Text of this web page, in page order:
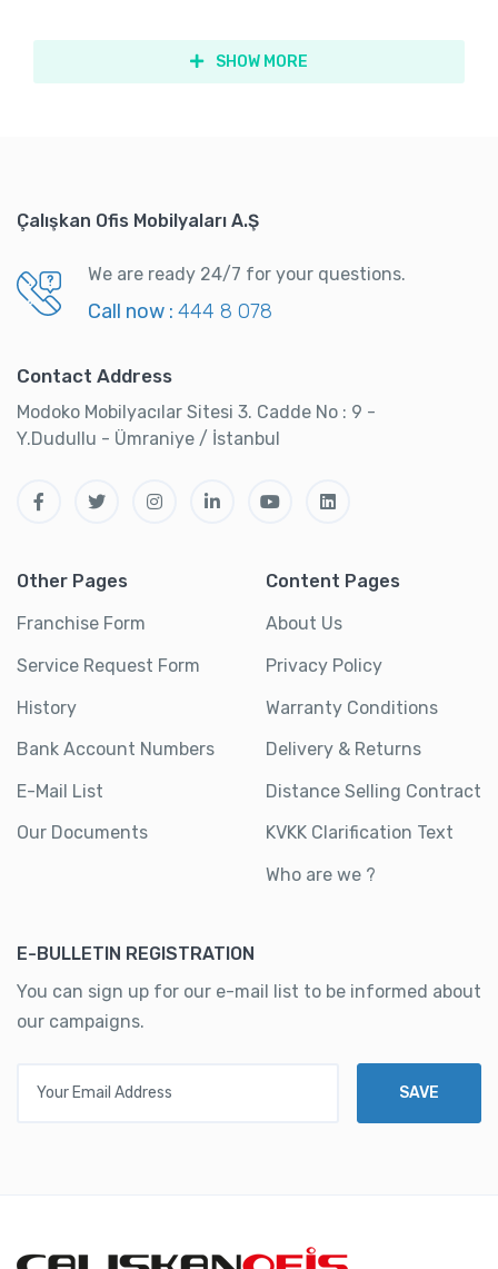
SHOW MORE
Çalışkan Ofis Mobilyaları A.Ş
We are ready 24/7 for your questions.
Call now : 444 8 078
Contact Address
Modoko Mobilyacılar Sitesi 3. Cadde No : 9 -
Y.Dudullu - Ümraniye / İstanbul
Other Pages
Franchise Form
Service Request Form
History
Bank Account Numbers
E-Mail List
Our Documents
Content Pages
About Us
Privacy Policy
Warranty Conditions
Delivery & Returns
Distance Selling Contract
KVKK Clarification Text
Who are we ?
E-BULLETIN REGISTRATION
You can sign up for our e-mail list to be informed about
our campaigns.
SAVE